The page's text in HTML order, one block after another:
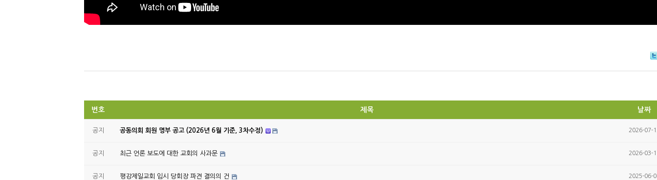
번호 제목 날짜
공지 공동의회 회원 명부 공고 (2026년 6월 기준, 3차수정) 2026-07-
공지 최근 언론 보도에 대한 교회의 사과문 2026-03-
공지 평강제일교회 임시 당회장 파견 결의의 건 2025-06-